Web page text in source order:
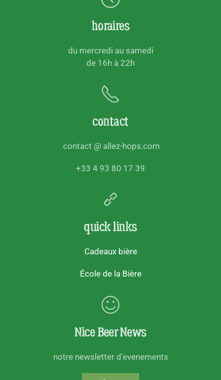
horaires
du mercredi au samedi
de 16h à 22h
contact
contact @ allez-hops.com
+33 4 93 80 17 39
quick links
Cadeaux bière
École de la Bière
Nice Beer News
notre newsletter d'evenements